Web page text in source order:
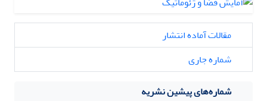
مقالات آماده انتشار
شماره جاری
شماره‌های پیشین نشریه